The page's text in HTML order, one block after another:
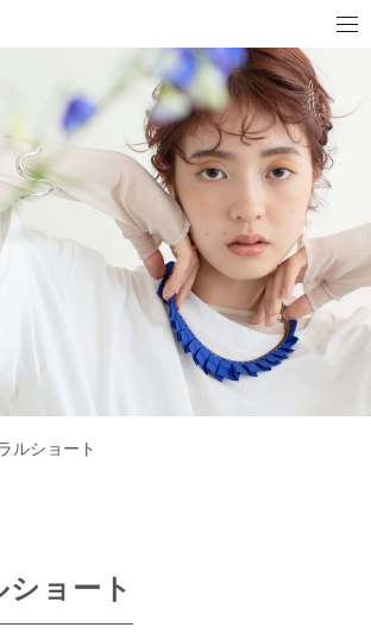
ルショート
ョート